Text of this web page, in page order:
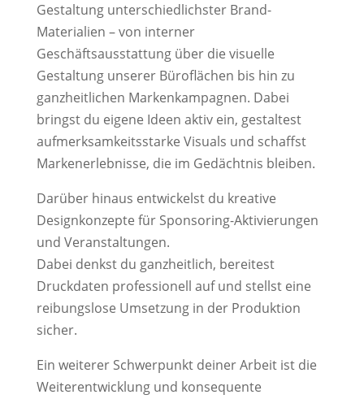
Gestaltung unterschiedlichster Brand-
Materialien – von interner
Geschäftsausstattung über die visuelle
Gestaltung unserer Büroflächen bis hin zu
ganzheitlichen Markenkampagnen. Dabei
bringst du eigene Ideen aktiv ein, gestaltest
aufmerksamkeitsstarke Visuals und schaffst
Markenerlebnisse, die im Gedächtnis bleiben.
Darüber hinaus entwickelst du kreative
Designkonzepte für Sponsoring-Aktivierungen
und Veranstaltungen.
Dabei denkst du ganzheitlich, bereitest
Druckdaten professionell auf und stellst eine
reibungslose Umsetzung in der Produktion
sicher.
Ein weiterer Schwerpunkt deiner Arbeit ist die
Weiterentwicklung und konsequente